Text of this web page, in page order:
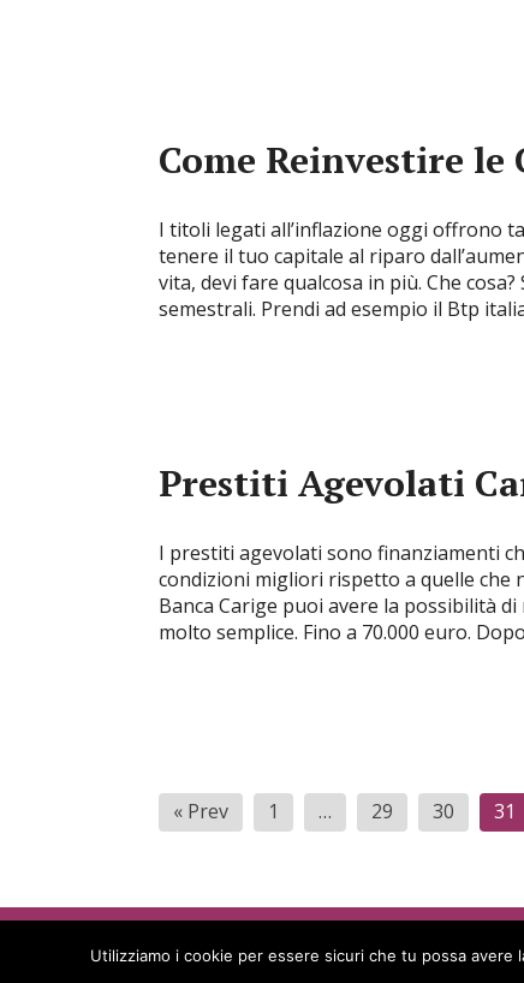
Come Reinvestire le
I titoli legati all’inflazione oggi offrono
tenere il tuo capitale al riparo
vita, devi fare qualcosa in più. Che
semestrali. Prendi ad esempio il Btp
Prestiti Agevolati
I prestiti agevolati sono finanziamenti
condizioni migliori rispetto a quelle che
Banca Carige puoi avere la possibilità
molto semplice. Fino a 70.000 euro.
Paginazione
degli
« Prev 1 … 29 30 31
Utilizziamo i cookie per essere sicuri che tu possa